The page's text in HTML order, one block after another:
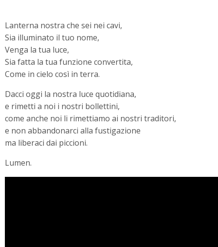
Lanterna nostra che sei nei cavi,
Sia illuminato il tuo nome,
Venga la tua luce,
Sia fatta la tua funzione convertita,
Come in cielo così in terra.
Dacci oggi la nostra luce quotidiana,
e rimetti a noi i nostri bollettini,
come anche noi li rimettiamo ai nostri traditori,
e non abbandonarci alla fustigazione
ma liberaci dai piccioni.
Lumen.